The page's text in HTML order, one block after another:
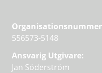
556573-5148
Ansvarig Utgivare:
Jan Söderström